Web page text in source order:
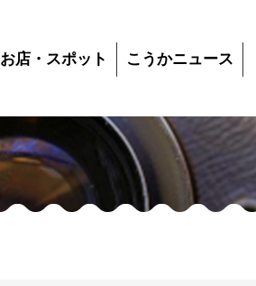
お店・スポット こうかニュース